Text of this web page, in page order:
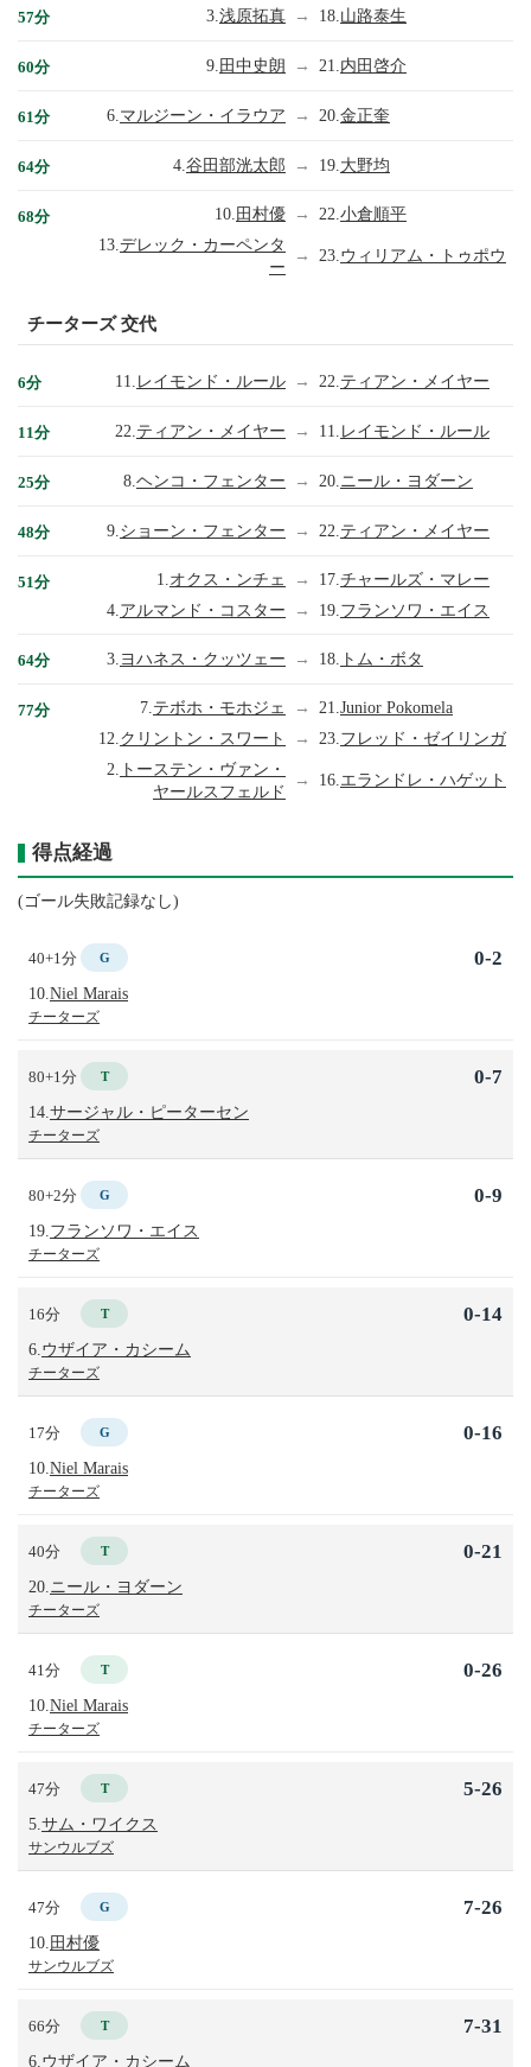
57分 3. 浅原拓真 → 18. 山路泰生
60分 9. 田中史朗 → 21. 内田啓介
61分 6. マルジーン・イラウア → 20. 金正奎
64分 4. 谷田部洸太郎 → 19. 大野均
68分 10. 田村優 → 22. 小倉順平
13. デレック・カーペンタ
ー
→ 23.ウィリアム・トゥポウ
チーターズ 交代
6分 11. レイモンド・ルール → 22. ティアン・メイヤー
11分 22. ティアン・メイヤー → 11. レイモンド・ルール
25分 8. ヘンコ・フェンター → 20. ニール・ヨダーン
48分 9. ショーン・フェンター → 22. ティアン・メイヤー
51分 1. オクス・ンチェ → 17. チャールズ・マレー
4. アルマンド・コスター → 19. フランソワ・エイス
64分 3. ヨハネス・クッツェー → 18. トム・ボタ
77分 7. テボホ・モホジェ → 21. Junior Pokomela
12. クリントン・スワート → 23. フレッド・ゼイリンガ
2.
トーステン・ヴァン・
ヤールスフェルド
→ 16.エランドレ・ハゲット
得点経過
(ゴール失敗記録なし)
40+1分 G
10. Niel Marais
チーターズ
0-2
80+1分 T
14. サージャル・ピーターセン
チーターズ
0-7
80+2分 G
19. フランソワ・エイス
チーターズ
0-9
16分 T
6. ウザイア・カシーム
チーターズ
0-14
17分 G
10. Niel Marais
チーターズ
0-16
40分 T
20. ニール・ヨダーン
チーターズ
0-21
41分 T
10. Niel Marais
チーターズ
0-26
47分 T
5. サム・ワイクス
サンウルブズ
5-26
47分 G
10. 田村優
サンウルブズ
7-26
66分 T
6. ウザイア・カシーム
7-31